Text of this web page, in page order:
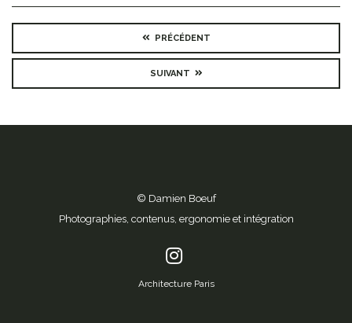
PRÉCÉDENT
SUIVANT
© Damien Boeuf
Photographies, contenus, ergonomie et intégration
Architecture Paris